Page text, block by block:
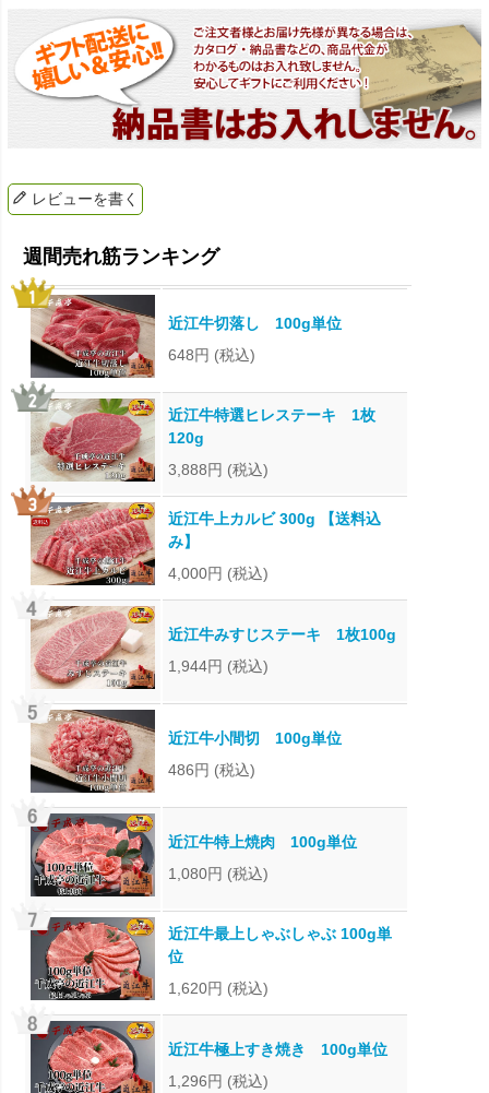
レビューを書く
近江牛切落し 100g単位
648円 (税込)
近江牛特選ヒレステーキ 1枚
120g
3,888円 (税込)
近江牛上カルビ 300g 【送料込
み】
4,000円 (税込)
近江牛みすじステーキ 1枚100g
1,944円 (税込)
近江牛小間切 100g単位
486円 (税込)
近江牛特上焼肉 100g単位
1,080円 (税込)
近江牛最上しゃぶしゃぶ 100g単
位
1,620円 (税込)
近江牛極上すき焼き 100g単位
1,296円 (税込)